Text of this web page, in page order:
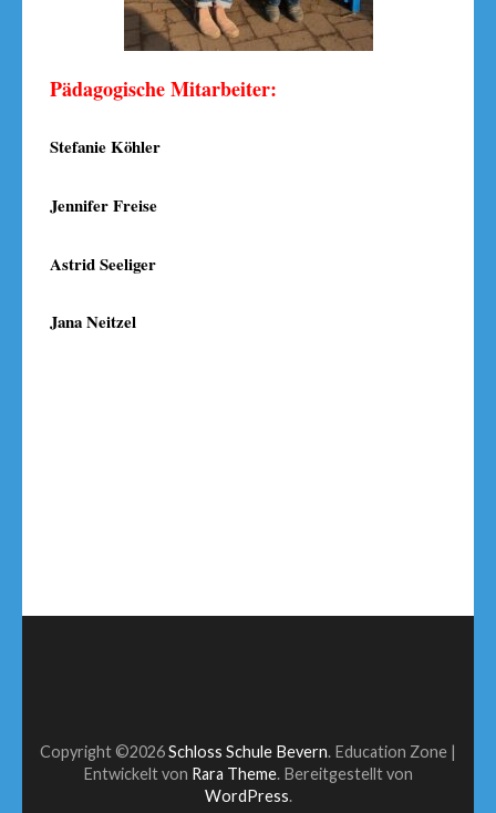
Pädagogische Mitarbeiter:
Stefanie Köhler
Jennifer Freise
Astrid Seeliger
Jana Neitzel
Copyright ©2026Schloss Schule Bevern. Education Zone |
Entwickelt von Rara Theme. Bereitgestellt von
WordPress.